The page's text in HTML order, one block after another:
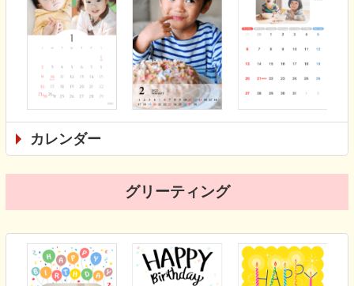
カレンダー
グリーティング